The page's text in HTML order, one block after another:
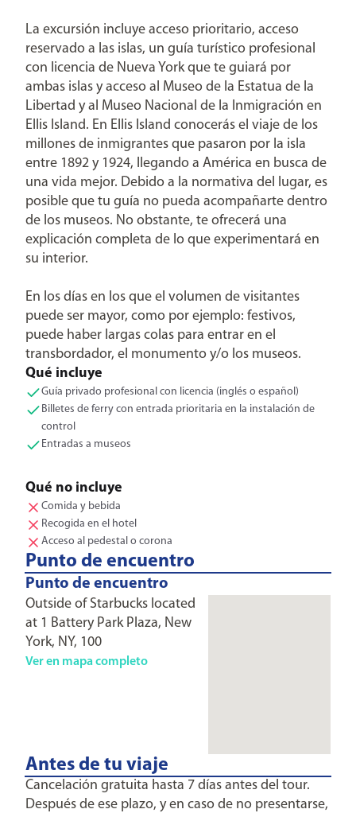
La excursión incluye acceso prioritario, acceso
reservado a las islas, un guía turístico profesional
con licencia de Nueva York que te guiará por
ambas islas y acceso al Museo de la Estatua de la
Libertad y al Museo Nacional de la Inmigración en
Ellis Island. En Ellis Island conocerás el viaje de los
millones de inmigrantes que pasaron por la isla
entre 1892 y 1924, llegando a América en busca de
una vida mejor. Debido a la normativa del lugar, es
posible que tu guía no pueda acompañarte dentro
de los museos. No obstante, te ofrecerá una
explicación completa de lo que experimentará en
su interior.
En los días en los que el volumen de visitantes
puede ser mayor, como por ejemplo: festivos,
puede haber largas colas para entrar en el
transbordador, el monumento y/o los museos.
Qué incluye
Guía privado profesional con licencia (inglés o español)
Billetes de ferry con entrada prioritaria en la instalación de
control
Entradas a museos
Qué no incluye
Comida y bebida
Recogida en el hotel
Acceso al pedestal o corona
Punto de encuentro
Punto de encuentro
Outside of Starbucks located
at 1 Battery Park Plaza, New
York, NY, 100
Ver en mapa completo
Antes de tu viaje
Cancelación gratuita hasta 7 días antes del tour.
Después de ese plazo, y en caso de no presentarse,